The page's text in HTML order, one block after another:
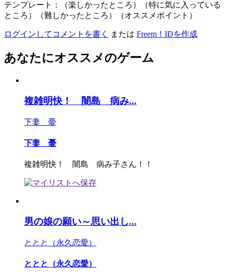
テンプレート：（楽しかったところ）（特に気に入っている
ところ）（難しかったところ）（オススメポイント）
ログインしてコメントを書く または Freem！IDを作成
あなたにオススメのゲーム
複雑明快！ 闇島 病み...
下妻 憂
下妻 憂
複雑明快！ 闇島 病み子さん！！
男の娘の願い～思い出し...
ととと（永久恋愛）
ととと（永久恋愛）